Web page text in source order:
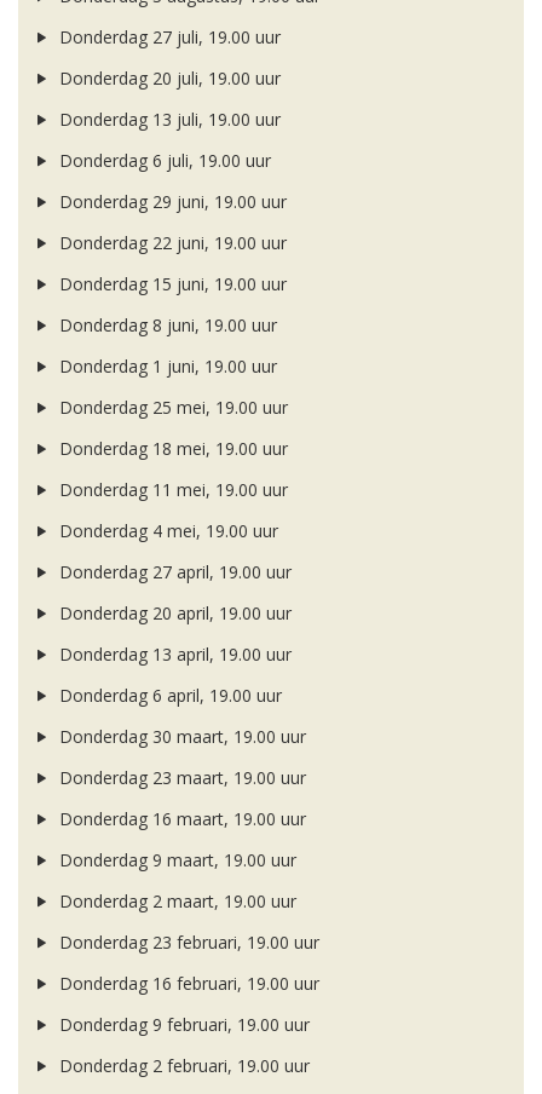
Donderdag 27 juli, 19.00 uur
Donderdag 20 juli, 19.00 uur
Donderdag 13 juli, 19.00 uur
Donderdag 6 juli, 19.00 uur
Donderdag 29 juni, 19.00 uur
Donderdag 22 juni, 19.00 uur
Donderdag 15 juni, 19.00 uur
Donderdag 8 juni, 19.00 uur
Donderdag 1 juni, 19.00 uur
Donderdag 25 mei, 19.00 uur
Donderdag 18 mei, 19.00 uur
Donderdag 11 mei, 19.00 uur
Donderdag 4 mei, 19.00 uur
Donderdag 27 april, 19.00 uur
Donderdag 20 april, 19.00 uur
Donderdag 13 april, 19.00 uur
Donderdag 6 april, 19.00 uur
Donderdag 30 maart, 19.00 uur
Donderdag 23 maart, 19.00 uur
Donderdag 16 maart, 19.00 uur
Donderdag 9 maart, 19.00 uur
Donderdag 2 maart, 19.00 uur
Donderdag 23 februari, 19.00 uur
Donderdag 16 februari, 19.00 uur
Donderdag 9 februari, 19.00 uur
Donderdag 2 februari, 19.00 uur